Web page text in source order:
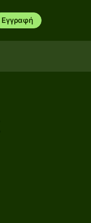
Εγγραφή